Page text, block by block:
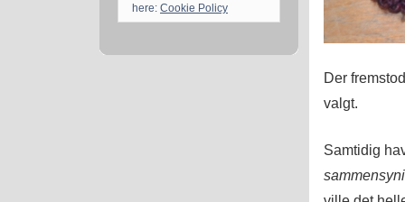
here: Cookie Policy
Der
valgt.
Samtidig